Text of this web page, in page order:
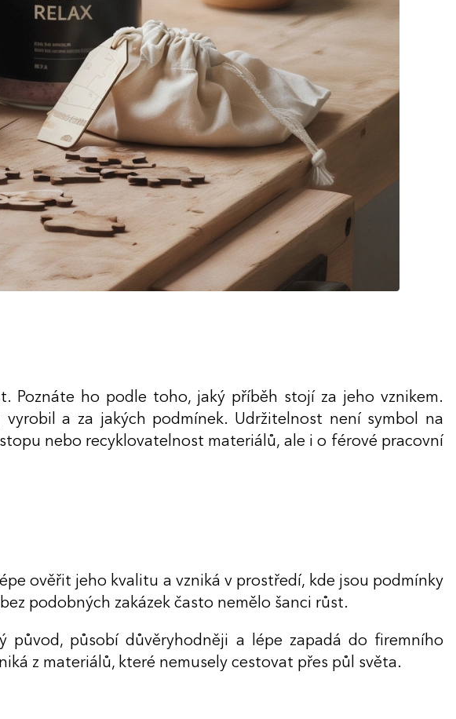
Poznáte ho podle toho, jaký příběh stojí za jeho vznikem.
a za jakých podmínek. Udržitelnost není symbol na
nebo recyklovatelnost materiálů, ale i o férové pracovní
ověřit jeho kvalitu a vzniká v prostředí, kde jsou podmínky
podobných zakázek často nemělo šanci růst.
původ, působí důvěryhodněji a lépe zapadá do firemního
z materiálů, které nemusely cestovat přes půl světa.